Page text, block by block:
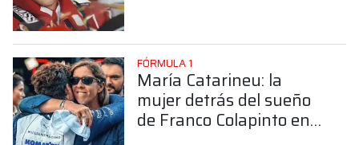
FÓRMULA 1
María Catarineu: la
mujer detrás del sueño
de Franco Colapinto en